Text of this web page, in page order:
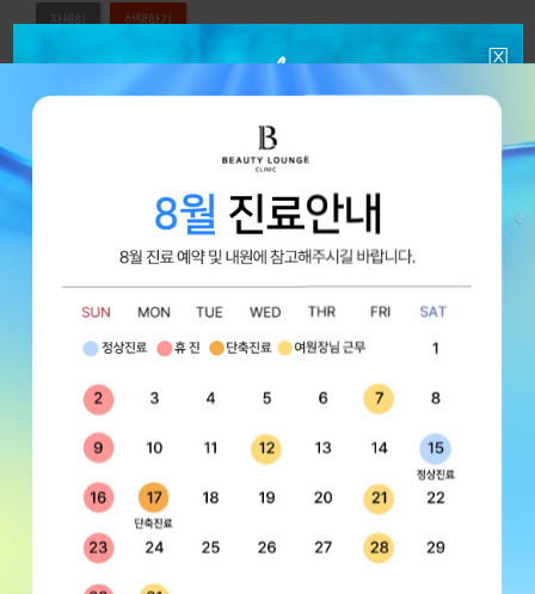
주름 보톡스 3부위
70000
턱 갸름주사: 턱 보톡스+침샘 보톡스
85000
자세히
볼, 앞볼, 옆볼, 팔자, 마리오네트 필러 1cc
앞볼:꺼진 인디언 주름라인 개선,동안 효과
팔자:꺼진 팔자를 채워 팔자주름 개선
볼:입가 주변에 필러를 채워 동안효과
마리오네트:입술아래쪽을 채워 동안효과, 주름 개선 효과
69,000원
110,000원 160,000원
150,000원
270,000원 390,000원